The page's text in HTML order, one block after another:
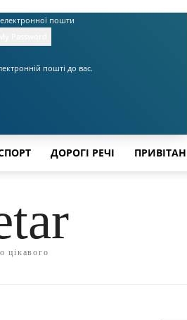
пошти
пошті до вас.
ДОРОГІ РЕЧІ
цікавого